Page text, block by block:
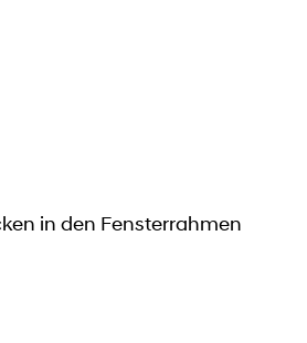
in den Fensterrahmen